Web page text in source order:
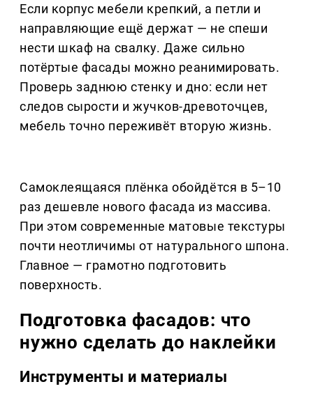
Если корпус мебели крепкий, а петли и
направляющие ещё держат — не спеши
нести шкаф на свалку. Даже сильно
потёртые фасады можно реанимировать.
Проверь заднюю стенку и дно: если нет
следов сырости и жучков-древоточцев,
мебель точно переживёт вторую жизнь.
Самоклеящаяся плёнка обойдётся в 5–10
раз дешевле нового фасада из массива.
При этом современные матовые текстуры
почти неотличимы от натурального шпона.
Главное — грамотно подготовить
поверхность.
Подготовка фасадов: что
нужно сделать до наклейки
Инструменты и материалы